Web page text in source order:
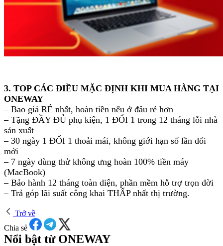
3. TOP CÁC ĐIỀU MẶC ĐỊNH KHI MUA HÀNG TẠI
ONEWAY
– Bao giá RẺ nhất, hoàn tiền nếu ở đâu rẻ hơn
– Tặng ĐẦY ĐỦ phụ kiện, 1 ĐỔI 1 trong 12 tháng lỗi nhà
sản xuất
– 30 ngày 1 ĐỔI 1 thoải mái, không giới hạn số lần đổi
mới
– 7 ngày dùng thử không ưng hoàn 100% tiền máy
(MacBook)
– Bảo hành 12 tháng toàn diện, phần mềm hỗ trợ trọn đời
– Trả góp lãi suất công khai THẤP nhất thị trường.
Trở về
Chia sẻ
Nổi bật từ ONEWAY